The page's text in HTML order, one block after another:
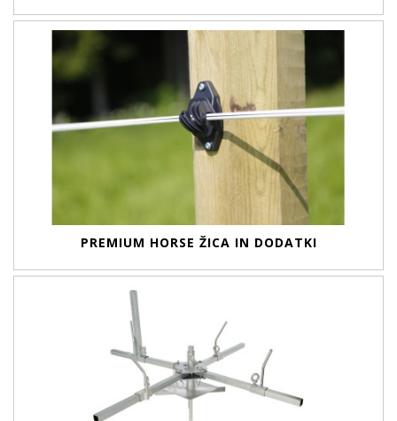
PREMIUM HORSE ŽICA IN DODATKI